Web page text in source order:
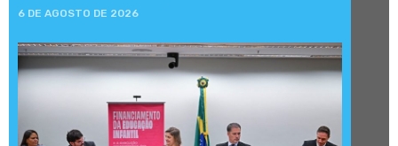
6 DE AGOSTO DE 2026